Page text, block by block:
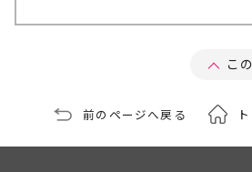
こ
前のページへ戻る